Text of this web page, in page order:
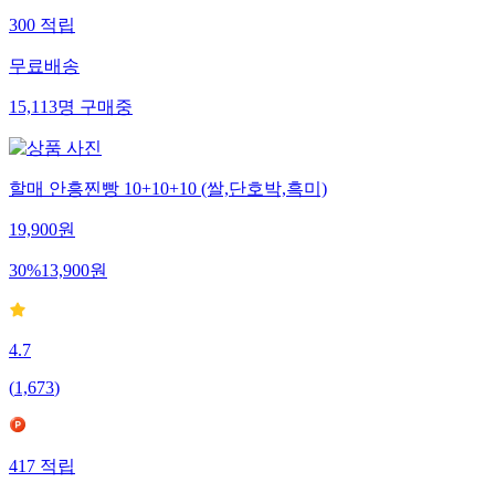
300적립
무료배송
15,113명구매중
할매 안흥찐빵 10+10+10 (쌀,단호박,흑미)
19,900원
30%13,900원
4.7
(1,673)
417적립